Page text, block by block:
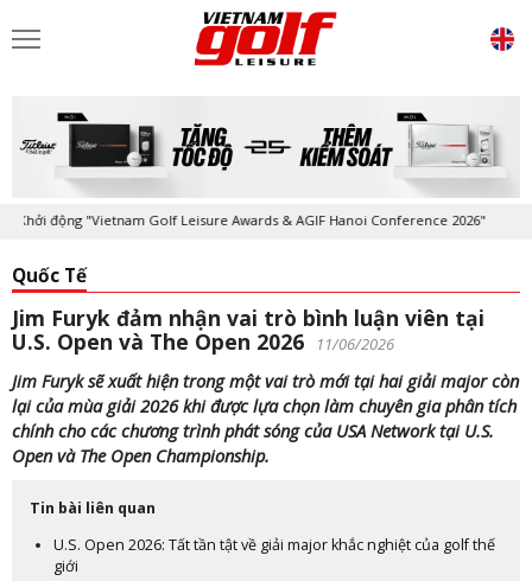
động "Vietnam Golf Leisure Awards & AGIF Hanoi Conference 2026"
Quốc Tế
Jim Furyk đảm nhận vai trò bình luận viên tại
U.S. Open và The Open 2026
11/06/2026
Jim Furyk sẽ xuất hiện trong một vai trò mới tại hai giải major còn
lại của mùa giải 2026 khi được lựa chọn làm chuyên gia phân tích
chính cho các chương trình phát sóng của USA Network tại U.S.
Open và The Open Championship.
Tin bài liên quan
U.S. Open 2026: Tất tần tật về giải major khắc nghiệt của golf thế
giới